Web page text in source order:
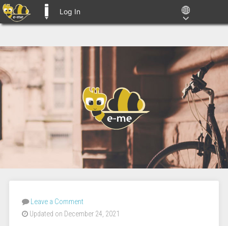
Log In
Leave a Comment
Updated on December 24, 2021